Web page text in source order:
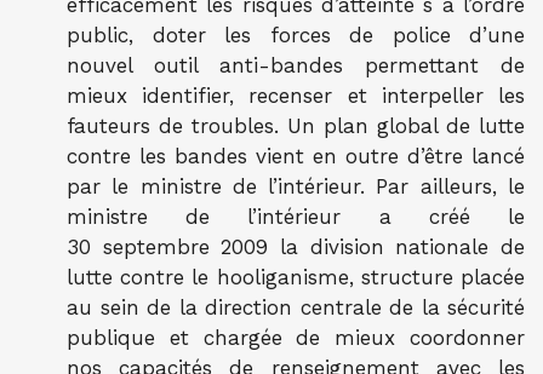
efficacement les risques d’atteinte s à l’ordre
public, doter les forces de police d’une
nouvel outil anti-bandes permettant de
mieux identifier, recenser et interpeller les
fauteurs de troubles. Un plan global de lutte
contre les bandes vient en outre d’être lancé
par le ministre de l’intérieur. Par ailleurs, le
ministre de l’intérieur a créé le
30 septembre 2009 la division nationale de
lutte contre le hooliganisme, structure placée
au sein de la direction centrale de la sécurité
publique et chargée de mieux coordonner
nos capacités de renseignement avec les